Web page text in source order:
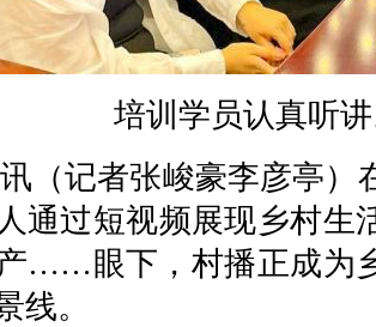
培训学员认真听
（记者张峻豪李彦亭）
通过短视频展现乡村生
……眼下，村播正成为
线。